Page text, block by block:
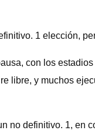
1 elección,
con los
libre, y muchos
no definitivo. 1, en